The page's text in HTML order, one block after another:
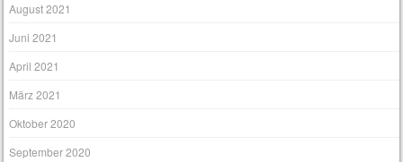
August 2021
Juni 2021
April 2021
März 2021
Oktober 2020
September 2020